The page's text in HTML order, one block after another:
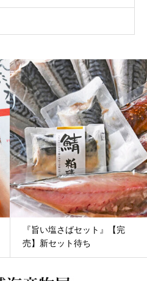
新『紅掛明太子』6890円